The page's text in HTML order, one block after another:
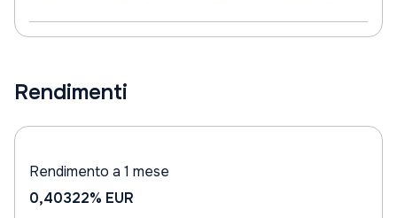
Rendimenti
Rendimento a 1 mese
0,40322% EUR